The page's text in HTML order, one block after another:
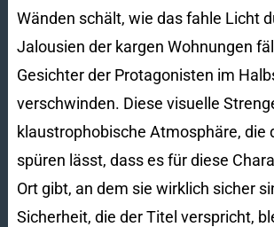
Wänden schält, wie das fahle Licht
Jalousien der kargen Wohnungen
Gesichter der Protagonisten im
verschwinden. Diese visuelle
klaustrophobische Atmosphäre, die
spüren lässt, dass es für diese
Ort gibt, an dem sie wirklich sicher
Sicherheit, die der Titel verspricht,